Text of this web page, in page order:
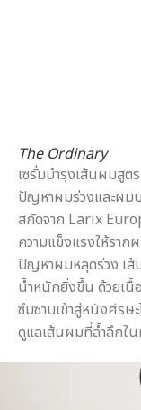
The Ordinary
เซรั่มบำรุงเส้นผมสู
ปัญหาผมร่วงและผม
สกัดจาก Larix
ความแข็งแรงให้รา
ปัญหาผมหลุดร่วง เส้
น้ำหนักยิ่งขึ้น ด้วยเนื้
ซึมซาบเข้าสู่หนังศีรษ
ดูแลเส้นผมที่ล้ำลึกใน